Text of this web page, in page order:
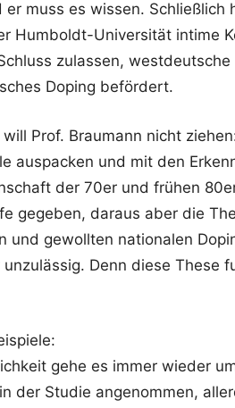
er muss es wissen. Schließlich
Humboldt-Universität intime
zulassen,
Doping befördert.
will Prof. Braumann nicht
auspacken und mit den
der 70er und frühen
gegeben, daraus aber die
und gewollten nationalen
Denn diese These
gehe es immer wieder
der Studie angenommen,